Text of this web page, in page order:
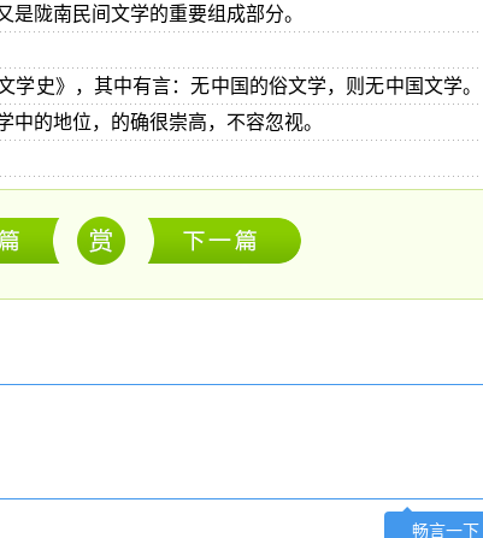
陇南民间文学的重要组成部分。
学史》，其中有言：无中国的俗文学，则无中国文学。
中的地位，的确很崇高，不容忽视。
畅言一下